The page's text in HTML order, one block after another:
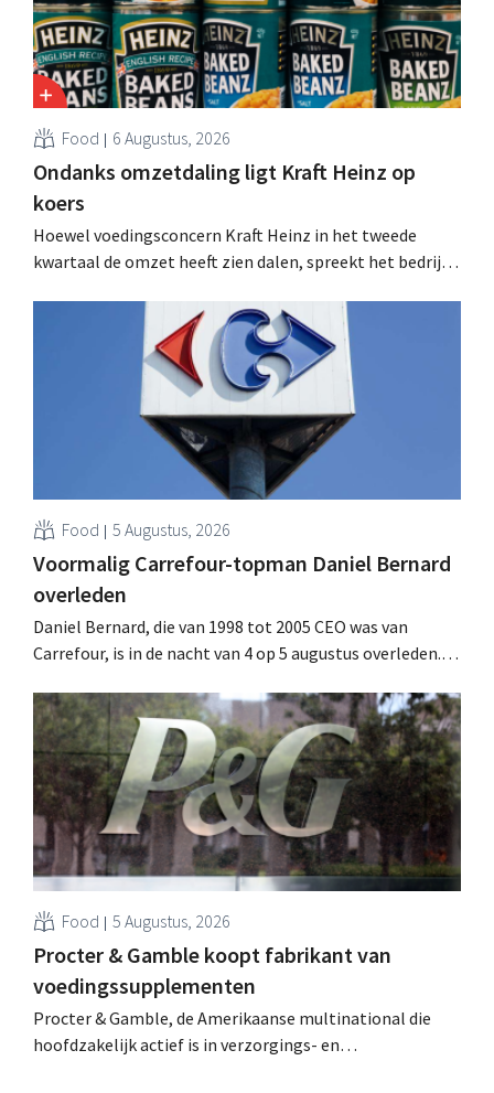
Food 6 Augustus, 2026
Ondanks omzetdaling ligt Kraft Heinz op
koers
Hoewel voedingsconcern Kraft Heinz in het tweede
kwartaal de omzet heeft zien dalen, spreekt het bedrijf
multinational verhoogt de investeringen en de
vooruitzichten.
Food 5 Augustus, 2026
Voormalig Carrefour-topman Daniel Bernard
overleden
Daniel Bernard, die van 1998 tot 2005 CEO was van
Carrefour, is in de nacht van 4 op 5 augustus overleden.
retailer, realiseerde de fusie met Promodès en nam
toenmalig Belgisch marktleider GB over.
Food 5 Augustus, 2026
Procter & Gamble koopt fabrikant van
voedingssupplementen
Procter & Gamble, de Amerikaanse multinational die
hoofdzakelijk actief is in verzorgings- en